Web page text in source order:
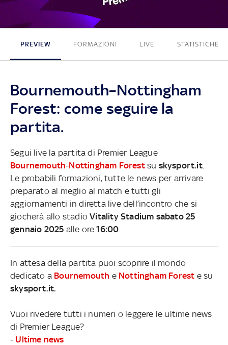
5 - 0
PREVIEW FORMAZIONI LIVE STATISTICHE
Bournemouth–Nottingham
Forest: come seguire la
partita.
Segui live la partita di Premier League
Bournemouth-Nottingham Forestsu skysport.it.
Le probabili formazioni, tutte le news per arrivare
preparato al meglio al match e tutti gli
aggiornamenti in diretta live dell’incontro che si
giocherà allo stadioVitality Stadium sabato 25
gennaio 2025 alle ore16:00
In attesa della partita puoi scoprire il mondo
dedicato a Bournemouth e Nottingham Forest e su
skysport.it.
Vuoi rivedere tutti i numeri o leggere le ultime news
di Premier League?
- Ultime news